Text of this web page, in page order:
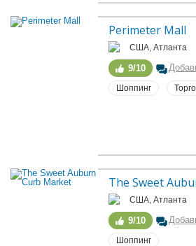
Perimeter Mall
США, Атланта
9/10
Шоппинг
The Sweet
США, Атланта
9/10
Шоппинг